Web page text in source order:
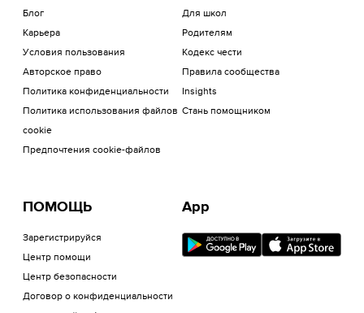
Блог
Карьера
Условия пользования
Авторское право
Политика конфиденциальности
Политика использования файлов
cookie
Предпочтения cookie-файлов
Для школ
Родителям
Кодекс чести
Правила сообщества
Insights
Стань помощником
ПОМОЩЬ
Зарегистрируйся
Центр помощи
Центр безопасности
Договор о конфиденциальности
App